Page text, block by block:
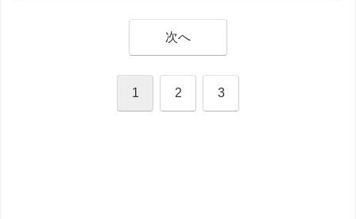
次へ
1 2 3